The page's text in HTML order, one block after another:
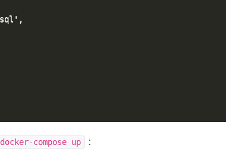
docker-compose up ：